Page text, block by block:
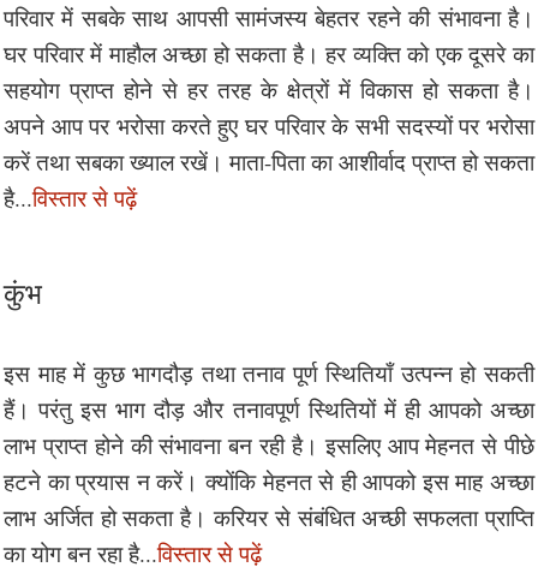
परिवार में सबके साथ आपसी सामंजस्य बेहतर रहने की संभावना है।
घर परिवार में माहौल अच्छा हो सकता है। हर व्यक्ति को एक दूसरे का
सहयोग प्राप्त होने से हर तरह के क्षेत्रों में विकास हो सकता है।
अपने आप पर भरोसा करते हुए घर परिवार के सभी सदस्यों पर भरोसा
करें तथा सबका ख्याल रखें। माता-पिता का आशीर्वाद प्राप्त हो सकता
है...विस्तार से पढ़ें
कुंभ
इस माह में कुछ भागदौड़ तथा तनाव पूर्ण स्थितियाँ उत्पन्न हो सकती
हैं। परंतु इस भाग दौड़ और तनावपूर्ण स्थितियों में ही आपको अच्छा
लाभ प्राप्त होने की संभावना बन रही है। इसलिए आप मेहनत से पीछे
हटने का प्रयास न करें। क्योंकि मेहनत से ही आपको इस माह अच्छा
लाभ अर्जित हो सकता है। करियर से संबंधित अच्छी सफलता प्राप्ति
का योग बन रहा है...विस्तार से पढ़ें